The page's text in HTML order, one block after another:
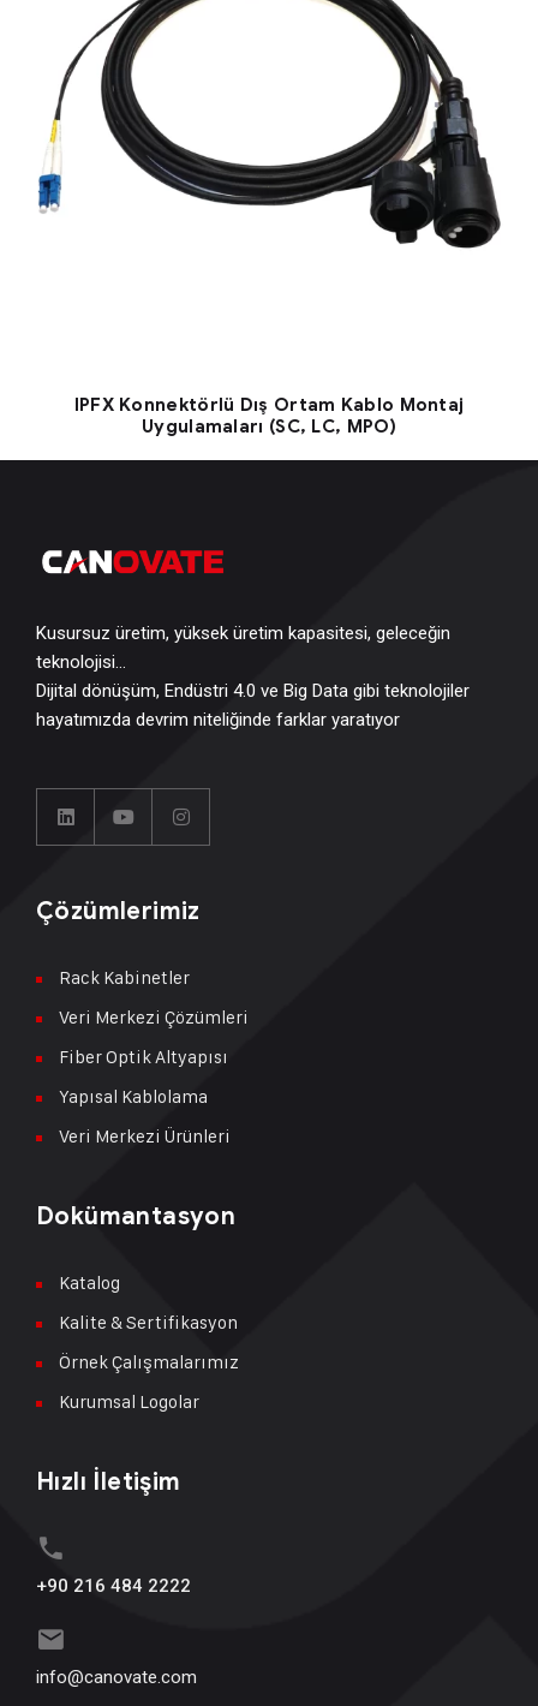
IPFX Konnektörlü Dış Ortam Kablo Montaj
Uygulamaları (SC, LC, MPO)
Kusursuz üretim, yüksek üretim kapasitesi, geleceğin
teknolojisi…
Dijital dönüşüm, Endüstri 4.0 ve Big Data gibi teknolojiler
hayatımızda devrim niteliğinde farklar yaratıyor
Çözümlerimiz
Rack Kabinetler
Veri Merkezi Çözümleri
Fiber Optik Altyapısı
Yapısal Kablolama
Veri Merkezi Ürünleri
Dokümantasyon
Katalog
Kalite & Sertifikasyon
Örnek Çalışmalarımız
Kurumsal Logolar
Hızlı İletişim
+90 216 484 2222
info@canovate.com